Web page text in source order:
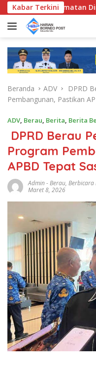
a
Kabar Terkini
Kecamatan Diminta
Beranda ADV
DPRD
Pembangunan, Pastikan
ADV, Berau, Berita, Berita
DPRD Berau
Program
APBD Tepat
Admin-Berau, Berbicara
Maret 8, 2026